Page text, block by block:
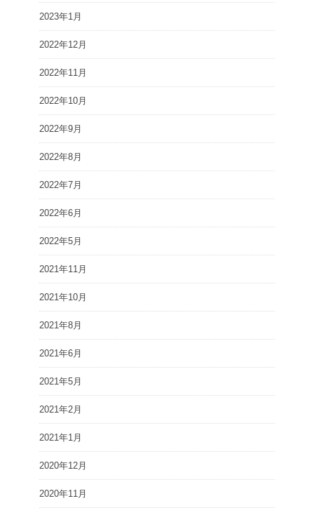
2023年1月
2022年12月
2022年11月
2022年10月
2022年9月
2022年8月
2022年7月
2022年6月
2022年5月
2021年11月
2021年10月
2021年8月
2021年6月
2021年5月
2021年2月
2021年1月
2020年12月
2020年11月